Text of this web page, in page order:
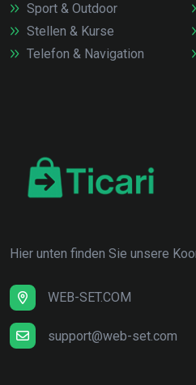
Sport & Outdoor
Stellen & Kurse
Telefon & Navigation
Hier unten finden Sie unsere
WEB-SET.COM
support@web-set.com